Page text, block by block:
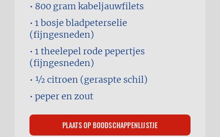
800 gramkabeljauwfilets
1 bosje bladpeterselie
(fijngesneden)
1 theelepel rode pepertjes
(fijngesneden)
1⁄2 citroen (geraspte schil)
peper en zout